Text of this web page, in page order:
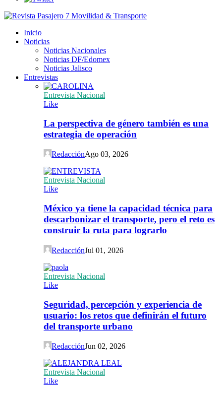
Inicio
Noticias
Noticias Nacionales
Noticias DF/Edomex
Noticias Jalisco
Entrevistas
Entrevista Nacional
Like
La perspectiva de género también es una
estrategia de operación
RedacciónAgo 03, 2026
Entrevista Nacional
Like
México ya tiene la capacidad técnica para
descarbonizar el transporte, pero el reto es
construir la ruta para lograrlo
RedacciónJul 01, 2026
Entrevista Nacional
Like
Seguridad, percepción y experiencia de
usuario: los retos que definirán el futuro
del transporte urbano
RedacciónJun 02, 2026
Entrevista Nacional
Like